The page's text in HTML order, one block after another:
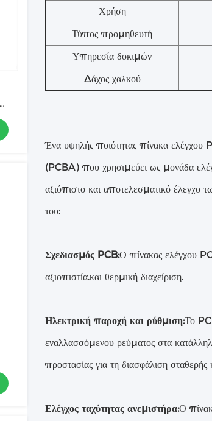
Χρήση
Τύπος προμηθευτή
Υπηρεσία δοκιμών
Δάχος χαλκού
Ένα υψηλής ποιότητας πίνακα
(PCBA) που χρησιμεύει ως μονάδα
αξιόπιστο και αποτελεσματικό έλεγχο
του:
Σχεδιασμός PCB:Ο πίνακας ελέγχου
αξιοπιστία.και θερμική διαχείριση.
Ηλεκτρική παροχή και ρύθμιση:Το
εναλλασσόμενου ρεύματος στα
προστασίας για τη διασφάλιση
Ελέγχος ταχύτητας ανεμιστήρα:Ο